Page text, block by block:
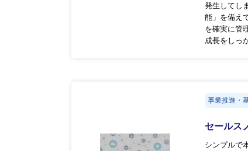
発生してし
能」を備え
を確実に管
成長をしっ
事業推進・
セールス
シンプルで